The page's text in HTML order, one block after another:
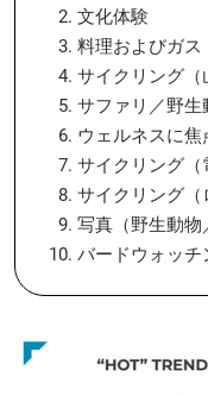
文化体験
料理およびガス
サイクリング（
サファリ／野生
ウェルネスに焦
サイクリング（
サイクリング（
写真（野生動物
バードウォッチ